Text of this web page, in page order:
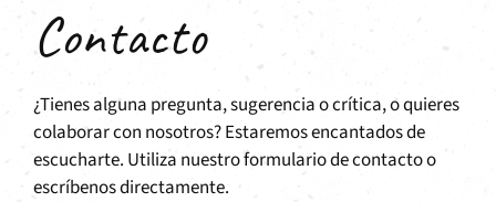
Contacto
¿Tienes alguna pregunta, sugerencia o crítica, o quieres
colaborar con nosotros? Estaremos encantados de
escucharte. Utiliza nuestro formulario de contacto o
escríbenos directamente.